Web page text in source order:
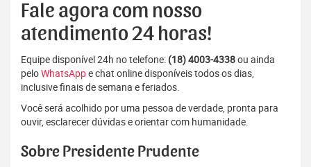
Fale agora com nosso
atendimento 24 horas!
Equipe disponível 24h no telefone: (18) 4003-4338ou ainda
peloWhatsAppe chat online disponíveis todos os dias,
inclusive finais de semana e feriados.
Você será acolhido por uma pessoa de verdade, pronta para
ouvir, esclarecer dúvidas e orientar com humanidade.
Sobre Presidente Prudente